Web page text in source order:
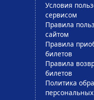
Условия
сервисом
Правила
сайтом
Правила
билетов
Правила
билетов
Политика